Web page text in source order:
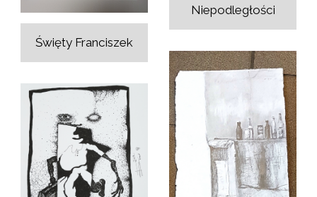
Niepodległości
Święty Franciszek